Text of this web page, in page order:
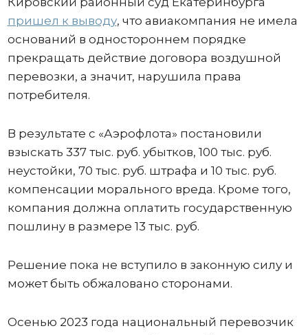
пришел к выводу, что авиакомпания не имела
оснований в одностороннем порядке
прекращать действие договора воздушной
перевозки, а значит, нарушила права
потребителя.
В результате с «Аэрофлота» постановили
взыскать 337 тыс. руб. убытков, 100 тыс. руб.
неустойки, 70 тыс. руб. штрафа и 10 тыс. руб.
компенсации морального вреда. Кроме того,
компания должна оплатить государственную
пошлину в размере 13 тыс. руб.
Решение пока не вступило в законную силу и
может быть обжаловано сторонами.
Осенью 2023 года национальный перевозчик